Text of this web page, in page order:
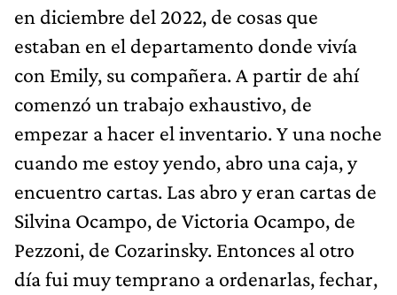
en diciembre del 2022, de cosas que
estaban en el departamento donde vivía
con Emily, su compañera. A partir de ahí
comenzó un trabajo exhaustivo, de
empezar a hacer el inventario. Y una noche
cuando me estoy yendo, abro una caja, y
encuentro cartas. Las abro y eran cartas de
Silvina Ocampo, de Victoria Ocampo, de
Pezzoni, de Cozarinsky. Entonces al otro
día fui muy temprano a ordenarlas, fechar,